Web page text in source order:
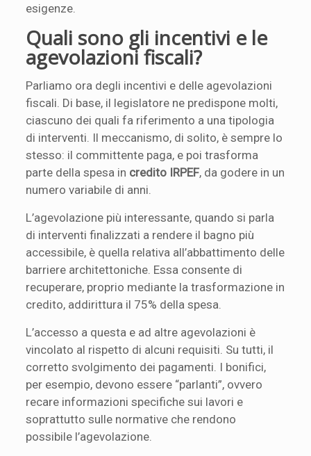
esigenze.
Quali sono gli incentivi e le
agevolazioni fiscali?
Parliamo ora degli incentivi e delle agevolazioni
fiscali. Di base, il legislatore ne predispone molti,
ciascuno dei quali fa riferimento a una tipologia
di interventi. Il meccanismo, di solito, è sempre lo
stesso: il committente paga, e poi trasforma
parte della spesa in credito IRPEF, da godere in un
numero variabile di anni.
L’agevolazione più interessante, quando si parla
di interventi finalizzati a rendere il bagno più
accessibile, è quella relativa all’abbattimento delle
barriere architettoniche. Essa consente di
recuperare, proprio mediante la trasformazione in
credito, addirittura il 75% della spesa.
L’accesso a questa e ad altre agevolazioni è
vincolato al rispetto di alcuni requisiti. Su tutti, il
corretto svolgimento dei pagamenti. I bonifici,
per esempio, devono essere “parlanti”, ovvero
recare informazioni specifiche sui lavori e
soprattutto sulle normative che rendono
possibile l’agevolazione.